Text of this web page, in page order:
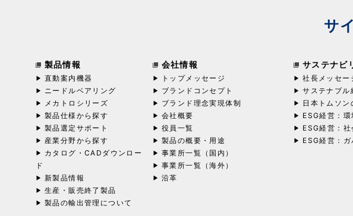
サ
製品情報
直動案内機器
ニードルベアリング
メカトロシリーズ
製品仕様から探す
製品選定サポート
産業分野から探す
カタログ・CADダウンロー
ド
新製品情報
生産・販売終了製品
製品の輸出管理について
会社情報
トップメッセージ
ブランドコンセプト
ブランド理念実現体制
会社概要
役員一覧
製品の概要・用途
事業所一覧（国内）
事業所一覧（海外）
沿革
サステナビ
社長メッセー
サステナブル
日本トムソン
ESG経営：環
ESG経営：社
ESG経営：ガ